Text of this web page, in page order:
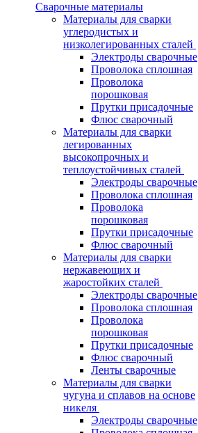
Сварочные материалы
Материалы для сварки
углеродистых и
низколегированных сталей
Электроды сварочные
Проволока сплошная
Проволока
порошковая
Прутки присадочные
Флюс сварочный
Материалы для сварки
легированных
высокопрочных и
теплоустойчивых сталей
Электроды сварочные
Проволока сплошная
Проволока
порошковая
Прутки присадочные
Флюс сварочный
Материалы для сварки
нержавеющих и
жаростойких сталей
Электроды сварочные
Проволока сплошная
Проволока
порошковая
Прутки присадочные
Флюс сварочный
Ленты сварочные
Материалы для сварки
чугуна и сплавов на основе
никеля
Электроды сварочные